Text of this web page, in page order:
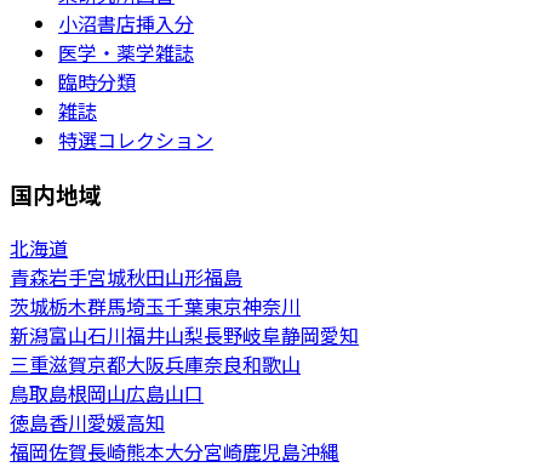
小沼書店挿入分
医学・薬学雑誌
臨時分類
雑誌
特選コレクション
国内地域
北海道
青森岩手宮城秋田山形福島
茨城栃木群馬埼玉千葉東京神奈川
新潟富山石川福井山梨長野岐阜静岡愛知
三重滋賀京都大阪兵庫奈良和歌山
鳥取島根岡山広島山口
徳島香川愛媛高知
福岡佐賀長崎熊本大分宮崎鹿児島沖縄